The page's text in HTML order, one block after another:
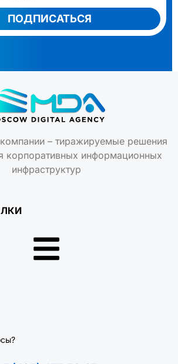
ПОДПИСАТЬСЯ
– тиражируемые решения
корпоративных информационных
инфраструктур